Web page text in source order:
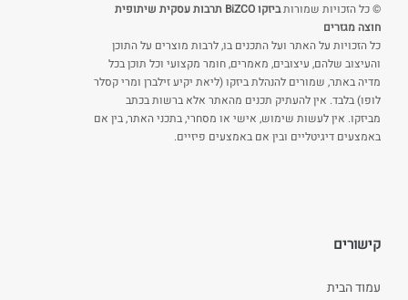
© כל הזכויות שמורות
ביזקו BiZCO תרבות עסקית שיתופית
חוצה מגזרים
כל הזכויות על האתר ועל התכנים בו, לרבות מוצרים על התוכן
והעיצוב שלהם, עיצובים, מאמרים, חומר מקצועי וכל תוכן בכל
מדיה באתר, שמורים להנהלת ביזקו (ליאת יקיע זילברן ומרי קסלר
לופו) בלבד. אין להעתיק תכנים מהאתר אלא ברשות בכתב
מביזקו. אין לעשות שימוש, אישי או מסחרי, בתכני האתר, בין אם
באמצעים דיגיטליים ובין אם באמצעים פיזיים.
קישורים
עמוד הבית